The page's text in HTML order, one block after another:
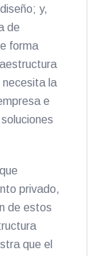
y,
de
forma
necesita la
e
privado,
de estos
que el